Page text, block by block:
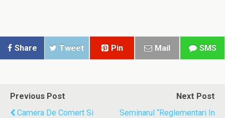
Share Tweet Pin Mail SMS
Previous Post
Camera De Comert Si
Next Post
Seminarul “Reglementari In